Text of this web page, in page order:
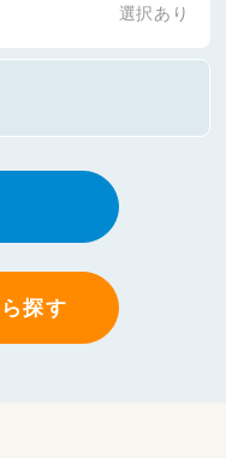
選択あり
探す